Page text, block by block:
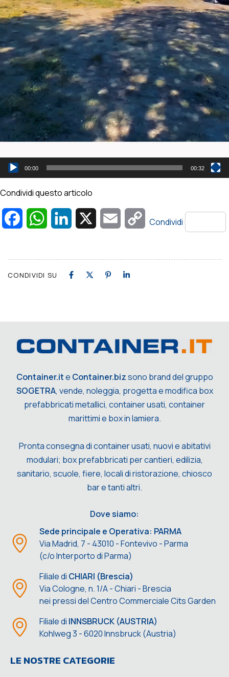
00:00 00:32
Condividi questo articolo
FacebookWhatsAppLinkedIn Email
Copy
Condividi
CONDIVIDI SU
Container.ite Container.bizsono brand del gruppo
SOGETRA, vende, noleggia, progetta e modifica box
prefabbricati metallici, container usati, container
marittimi e box in lamiera.
Pronta consegna di container usati, nuovi e abitativi
modulari; box prefabbricati per cantieri, edilizia,
sanitario, scuole, fiere, locali di ristorazione, chiosco
bar e tanti altri.
Dove siamo:
Sede principale e Operativa: PARMA
Via Madrid, 7 - 43010 - Fontevivo - Parma
(c/o Interporto di Parma)
Filiale di CHIARI (Brescia)
Via Cologne, n. 1/A - Chiari - Brescia
nei pressi del Centro Commerciale Cits Garden
Filiale di INNSBRUCK (AUSTRIA)
Kohlweg 3 - 6020 Innsbruck (Austria)
LE NOSTRE CATEGORIE